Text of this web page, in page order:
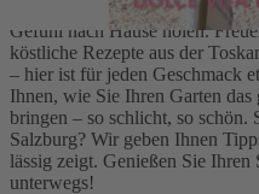
mit tollen Wohnideen,
Gefühl nach Hause holen.
köstliche Rezepte aus der
– hier ist für jeden Geschmack
Ihnen, wie Sie Ihren Garten
bringen – so schlicht, so schön.
Salzburg? Wir geben Ihnen
lässig zeigt. Genießen Sie
unterwegs!